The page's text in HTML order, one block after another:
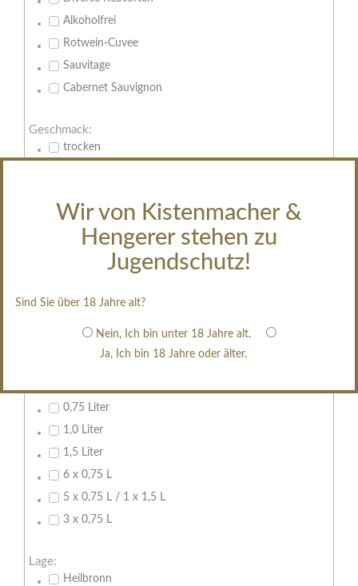
Wir von Kistenmacher &
Hengerer stehen zu
Jugendschutz!
Sind Sie über 18 Jahre alt?
Nein, Ich bin unter 18 Jahre alt.
Ja, Ich bin 18 Jahre oder älter.
Alkoholfrei
Rotwein-Cuvee
Sauvitage
Cabernet Sauvignon
Geschmack:
trocken
restsüß
edelsüß
im Holzfass gereift
erfrischend, nicht zu süß
0,75 Liter
1,0 Liter
1,5 Liter
6 x 0,75 L
5 x 0,75 L / 1 x 1,5 L
3 x 0,75 L
Lage:
Heilbronn